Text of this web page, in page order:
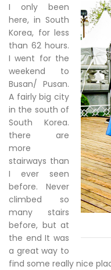
I only been
here, in South
Korea, for less
than 62 hours.
I went for the
weekend to
Busan/ Pusan.
A fairly big city
in the south of
South Korea.
there are
more
stairways than
I ever seen
before. Never
climbed so
many stairs
before, but at
the end It was
a great way to
find some really nice